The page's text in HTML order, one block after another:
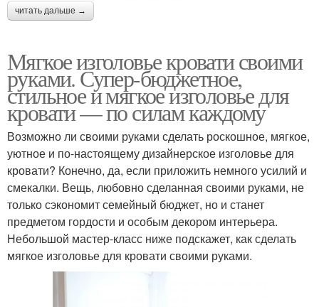
читать дальше →
Мягкое изголовье кровати своими
руками. Супер-бюджетное,
стильное и мягкое изголовье для
кровати — по силам каждому
Возможно ли своими руками сделать роскошное, мягкое,
уютное и по-настоящему дизайнерское изголовье для
кровати? Конечно, да, если приложить немного усилий и
смекалки. Вещь, любовно сделанная своими руками, не
только сэкономит семейный бюджет, но и станет
предметом гордости и особым декором интерьера.
Небольшой мастер-класс ниже подскажет, как сделать
мягкое изголовье для кровати своими руками.